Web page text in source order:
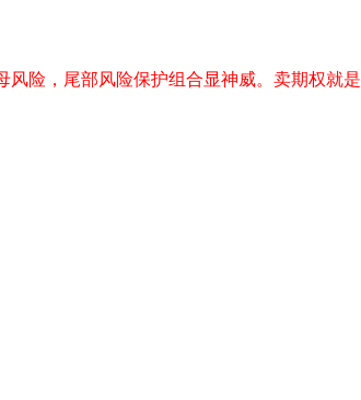
险，尾部风险保护组合显神威。卖期权就